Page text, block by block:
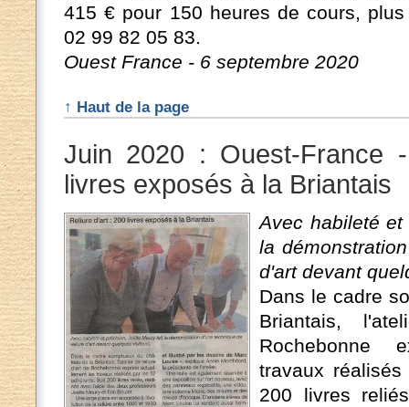
415 € pour 150 heures de cours,
02 99 82 05 83.
Ouest France - 6 septembre 2020
↑ Haut de la page
Juin 2020 : Ouest-France
livres exposés à la Briantais
Avec habileté
la
d'art devant
Dans le cadre
Briantais,
Rochebonne
travaux
200 livres